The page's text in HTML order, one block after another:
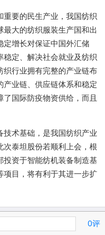
要的民生产业，我国纺织
大的纺织服装生产国和出
定增长对保证中国外汇储
定、解决社会就业及纺织
织行业拥有完整的产业链布
产业链、供应链体系和稳定
国际防疫物资供给，而且
术基础，是我国纺织产业
次泰坦股份若顺利上会，根
资于智能纺机装备制造基
项目，将有利于其进一步扩
0评